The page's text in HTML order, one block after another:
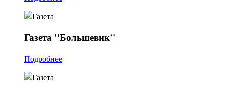
Газета "Большевик"
Подробнее